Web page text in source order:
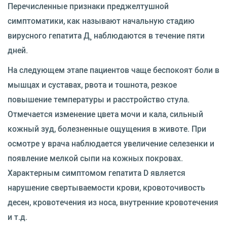
Перечисленные признаки преджелтушной
симптоматики, как называют начальную стадию
вирусного гепатита Д¸ наблюдаются в течение пяти
дней.
На следующем этапе пациентов чаще беспокоят боли в
мышцах и суставах, рвота и тошнота, резкое
повышение температуры и расстройство стула.
Отмечается изменение цвета мочи и кала, сильный
кожный зуд, болезненные ощущения в животе. При
осмотре у врача наблюдается увеличение селезенки и
появление мелкой сыпи на кожных покровах.
Характерным симптомом гепатита D является
нарушение свертываемости крови, кровоточивость
десен, кровотечения из носа, внутренние кровотечения
и т.д.